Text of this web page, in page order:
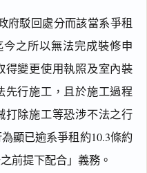
府駁回處分而該當系爭租
之所以無法完成裝修申
得變更使用執照及室內裝
先行施工，且於施工過程
打除施工等恐涉不法之行
顯已逾系爭租約10.3條約
前提下配合」義務。